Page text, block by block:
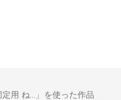
用 ね...」を使った作品